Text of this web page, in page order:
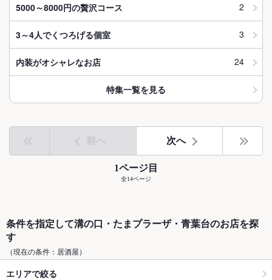
5000～8000円の贅沢コース 2
3～4人でくつろげる個室 3
内装がオシャレなお店 24
特集一覧を見る
前へ 次へ
1ページ目
全14ページ
条件を指定して溝の口・たまプラーザ・青葉台のお店を探
す
（現在の条件：居酒屋）
エリアで絞る